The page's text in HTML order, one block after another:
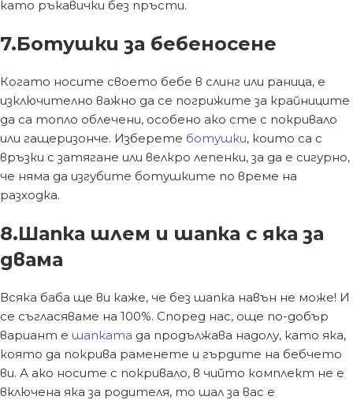
като ръкавички без пръсти.
7.Ботушки за бебеносене
Когато носите своето бебе в слинг или раница, е
изключително важно да се погрижите за крайниците
да са топло облечени, особено ако сте с покривало
или гащеризонче. Изберете ботушки, които са с
връзки с затягане или велкро лепенки, за да е сигурно,
че няма да изгубите ботушките по време на
разходка.
8.Шапка шлем и шапка с яка за
двама
Всяка баба ще ви каже, че без шапка навън не може! И
се съгласяваме на 100%. Според нас, още по-добър
вариант е шапката да продължава надолу, като яка,
която да покрива раменете и гърдите на бебчето
ви. А ако носите с покривало, в чийто комплект не е
включена яка за родителя, то шал за вас е